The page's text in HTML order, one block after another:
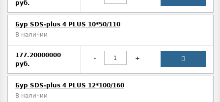
руб.
Бур SDS-plus 4 PLUS 10*50/110
В наличии
177.20000000
руб.
- +
Бур SDS-plus 4 PLUS 12*100/160
В наличии